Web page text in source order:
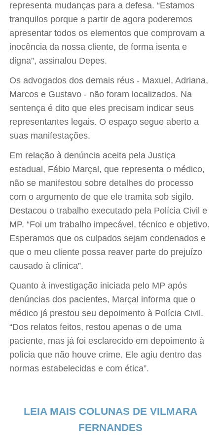
representa mudanças para a defesa. “Estamos
tranquilos porque a partir de agora poderemos
apresentar todos os elementos que comprovam a
inocência da nossa cliente, de forma isenta e
digna”, assinalou Depes.
Os advogados dos demais réus - Maxuel, Adriana,
Marcos e Gustavo - não foram localizados. Na
sentença é dito que eles precisam indicar seus
representantes legais. O espaço segue aberto a
suas manifestações.
Em relação à denúncia aceita pela Justiça
estadual, Fábio Marçal, que representa o médico,
não se manifestou sobre detalhes do processo
com o argumento de que ele tramita sob sigilo.
Destacou o trabalho executado pela Polícia Civil e
MP. “Foi um trabalho impecável, técnico e objetivo.
Esperamos que os culpados sejam condenados e
que o meu cliente possa reaver parte do prejuízo
causado à clínica”.
Quanto à investigação iniciada pelo MP após
denúncias dos pacientes, Marçal informa que o
médico já prestou seu depoimento à Polícia Civil.
“Dos relatos feitos, restou apenas o de uma
paciente, mas já foi esclarecido em depoimento à
polícia que não houve crime. Ele agiu dentro das
normas estabelecidas e com ética”.
LEIA MAIS COLUNAS DE VILMARA
FERNANDES